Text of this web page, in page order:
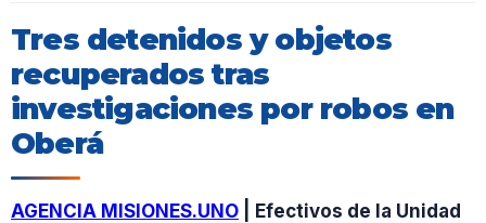
Tres detenidos y objetos
recuperados tras
investigaciones por robos en
Oberá
AGENCIA MISIONES.UNO | Efectivos de la Unidad